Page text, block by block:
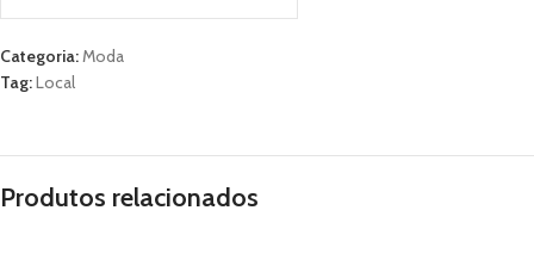
2out
Categoria:Moda
Tag:Local
Produtos relacionados